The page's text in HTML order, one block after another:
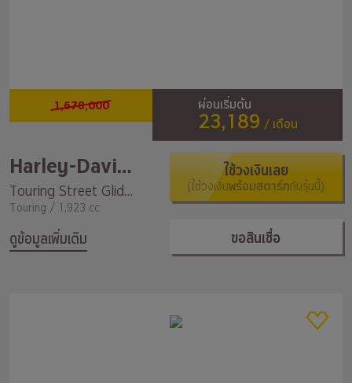
1,678,000 ผ่อนเริ่มต้น
23,189 / เดือน
Harley-Davidson
Touring Street Glide Special ST
Touring / 1,923 cc
ดูข้อมูลเพิ่มเติม
ใช้วงเงินเลย
(ใช้วงเงินพร้อมสตาร์ทกับรุ่นนี้)
ขอสินเชื่อ